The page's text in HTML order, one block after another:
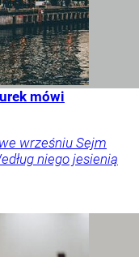
mówi
wrześniu Sejm
niego jesienią